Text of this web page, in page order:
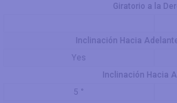
Giratorio a la
Inclinación Hacia
Yes
Inclinación Hacia
5 °